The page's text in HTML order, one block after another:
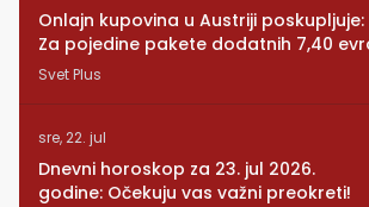
Onlajn kupovina u Austriji poskupljuje:
Za pojedine pakete dodatnih 7,40
Svet Plus
sre, 22. jul
Dnevni horoskop za 23. jul 2026.
godine: Očekuju vas važni preokreti!